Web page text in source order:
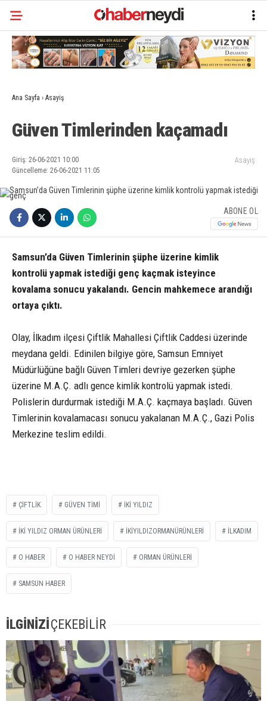
Ana Sayfa › Asayiş
Güven Timlerinden kaçamadı
Giriş: 26-06-2021 10:00
Güncelleme: 26-06-2021 11:05
Asayiş
ABONE OL
Samsun’da Güven Timlerinin şüphe üzerine kimlik
kontrolü yapmak istediği genç kaçmak isteyince
kovalama sonucu yakalandı. Gencin mahkemece arandığı
ortaya çıktı.
Olay, İlkadım ilçesi Çiftlik Mahallesi Çiftlik Caddesi üzerinde
meydana geldi. Edinilen bilgiye göre, Samsun Emniyet
Müdürlüğüne bağlı Güven Timleri devriye gezerken şüphe
üzerine M.A.Ç. adlı gence kimlik kontrolü yapmak istedi.
Polislerin durdurmak istediği M.A.Ç. kaçmaya başladı. Güven
Timlerinin kovalamacası sonucu yakalanan M.A.Ç., Gazi Polis
Merkezine teslim edildi.
ÇIFTLIK GÜVEN TIMI IKI YILDIZ
IKI YILDIZ ORMAN ÜRÜNLERI IKIYILDIZORMANÜRÜNLERI ILKADIM
O HABER O HABER NEYDI ORMAN ÜRÜNLERI
SAMSUN HABER
İLGİNİZİÇEKEBİLİR